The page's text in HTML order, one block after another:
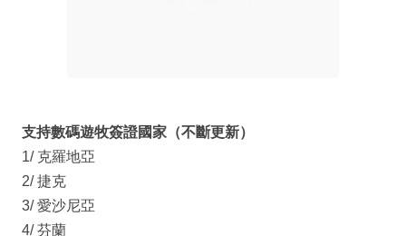
支持數碼遊牧簽證國家（不斷更新）
1/ 克羅地亞
2/ 捷克
3/ 愛沙尼亞
4/ 芬蘭